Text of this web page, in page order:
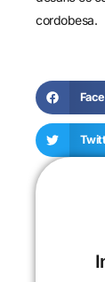
cordobesa.